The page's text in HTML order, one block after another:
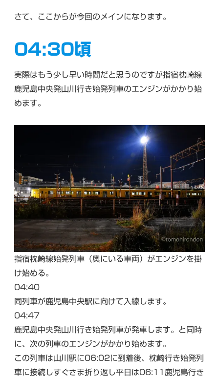
さて、ここからが今回のメインになります。
04:30頃
実際はもう少し早い時間だと思うのですが指宿枕崎線
鹿児島中央発山川行き始発列車のエンジンがかかり始
めます。
指宿枕崎線始発列車（奥にいる車両）がエンジンを掛
け始める。
04:40
同列車が鹿児島中央駅に向けて入線します。
04:47
鹿児島中央発山川行き始発列車が発車します。と同時
に、次の列車のエンジンがかかり始めます。
この列車は山川駅に06:02に到着後、枕崎行き始発列
車に接続しすぐさま折り返し平日は06:11鹿児島行き